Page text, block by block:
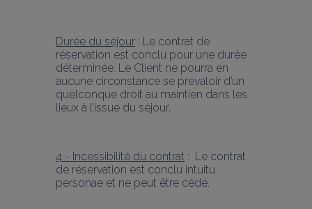
Durée du séjour : Le contrat de
réservation est conclu pour une durée
déterminée. Le Client ne pourra en
aucune circonstance se prévaloir d’un
quelconque droit au maintien dans les
lieux à l’issue du séjour.
4 - Incessibilité du contrat :  Le contrat
de réservation est conclu intuitu
personae et ne peut être cédé.